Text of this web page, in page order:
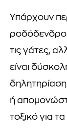
Υπάρχουν
τις γάτες,
είναι
ή
τοξικό για